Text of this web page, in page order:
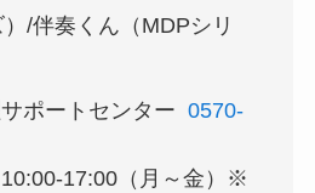
/伴奏くん（MDPシリ
ポートセンター 0570-
17:00（月～金）※